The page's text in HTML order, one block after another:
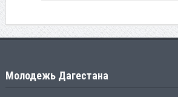
Молодежь Дагестана